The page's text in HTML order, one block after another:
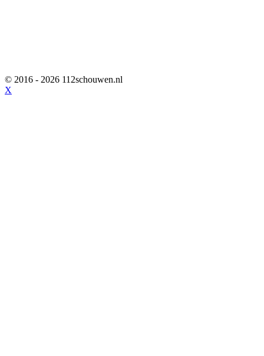
© 2016 - 2026 112schouwen.nl
X